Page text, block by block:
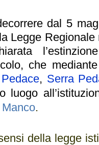
dal 5
Legge
che
Pedace, Serra
luogo
.
della legge